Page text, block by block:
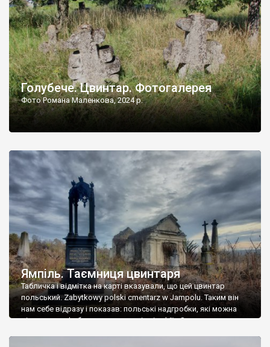
Голубече. Цвинтар. Фотогалерея
Фото Романа Маленкова, 2024 р.
Ямпіль. Таємниця цвинтаря
Табличка і відмітка на карті вказували, що цей цвинтар
польський. Zabytkowy polski cmentarz w Jampolu. Таким він
нам себе відразу і показав: польські надгробки, які можна
віднести до фабричних, польські епітафії… Загалом цвинтар